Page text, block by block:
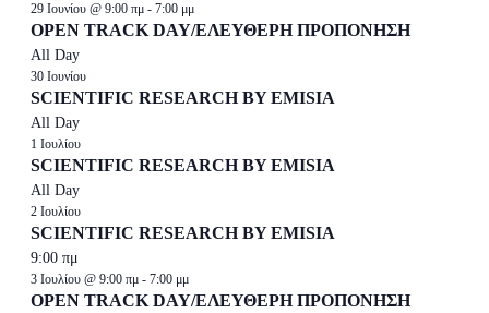
29 Ιουνίου @ 9:00 πμ- 7:00 μμ
OPEN TRACK DAY/ΕΛΕΥΘΕΡΗ ΠΡΟΠΟΝΗΣΗ
All Day
30 Ιουνίου
SCIENTIFIC RESEARCH BY EMISIA
All Day
1 Ιουλίου
SCIENTIFIC RESEARCH BY EMISIA
All Day
2 Ιουλίου
SCIENTIFIC RESEARCH BY EMISIA
9:00 πμ
3 Ιουλίου @ 9:00 πμ- 7:00 μμ
OPEN TRACK DAY/ΕΛΕΥΘΕΡΗ ΠΡΟΠΟΝΗΣΗ